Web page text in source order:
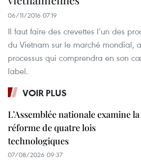
06/11/2016 07:19
Il faut faire des crevettes l’un des
du Vietnam sur le marché mondial,
processus qui comprendra en son
label.
VOIR PLUS
L’Assemblée nationale examine la
réforme de quatre lois
technologiques
07/08/2026 09:37